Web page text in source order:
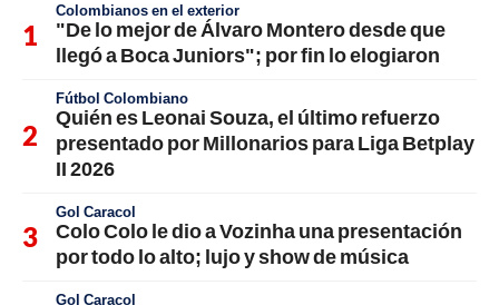
Colombianos en el exterior
"De lo mejor de Álvaro Montero desde que
llegó a Boca Juniors"; por fin lo elogiaron
Fútbol Colombiano
Quién es Leonai Souza, el último refuerzo
presentado por Millonarios para Liga Betplay
II 2026
Gol Caracol
Colo Colo le dio a Vozinha una presentación
por todo lo alto; lujo y show de música
Gol Caracol